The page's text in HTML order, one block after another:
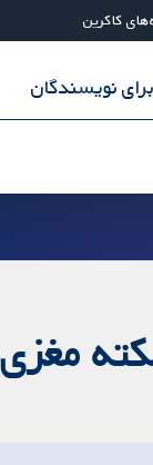
کاکرین
برای نویسندگان
مغزی